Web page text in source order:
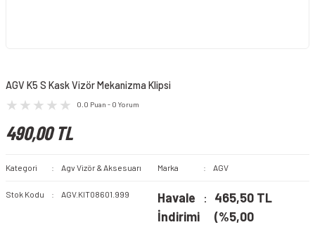
AGV K5 S Kask Vizör Mekanizma Klipsi
0.0 Puan - 0 Yorum
490,00 TL
Kategori Agv Vizör & Aksesuarı Marka AGV
Stok Kodu AGV.KIT08601.999
Havale
İndirimi
465,50 TL
(%5,00